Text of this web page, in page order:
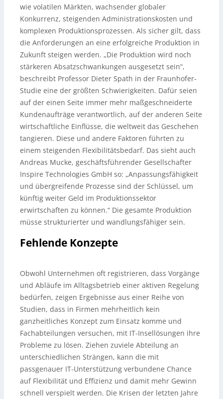
wie volatilen Märkten, wachsender globaler
Konkurrenz, steigenden Administrationskosten und
komplexen Produktionsprozessen. Als sicher gilt, dass
die Anforderungen an eine erfolgreiche Produktion in
Zukunft steigen werden. „Die Produktion wird noch
stärkeren Absatzschwankungen ausgesetzt sein“,
beschreibt Professor Dieter Spath in der Fraunhofer-
Studie eine der größten Schwierigkeiten. Dafür seien
auf der einen Seite immer mehr maßgeschneiderte
Kundenaufträge verantwortlich, auf der anderen Seite
wirtschaftliche Einflüsse, die weltweit das Geschehen
tangieren. Diese und andere Faktoren führten zu
einem steigenden Flexibilitätsbedarf. Das sieht auch
Andreas Mucke, geschäftsführender Gesellschafter
Inspire Technologies GmbH so: „Anpassungsfähigkeit
und übergreifende Prozesse sind der Schlüssel, um
künftig weiter Geld im Produktionssektor
erwirtschaften zu können.“ Die gesamte Produktion
müsse strukturierter und wandlungsfähiger sein.
Fehlende Konzepte
Obwohl Unternehmen oft registrieren, dass Vorgänge
und Abläufe im Alltagsbetrieb einer aktiven Regelung
bedürfen, zeigen Ergebnisse aus einer Reihe von
Studien, dass in Firmen mehrheitlich kein
ganzheitliches Konzept zum Einsatz komme und
Fachabteilungen versuchen, mit IT-Insellösungen ihre
Probleme zu lösen. Ziehen zuviele Abteilung an
unterschiedlichen Strängen, kann die mit
passgenauer IT-Unterstützung verbundene Chance
auf Flexibilität und Effizienz und damit mehr Gewinn
schnell verspielt werden. Die Krisen der letzten Jahre